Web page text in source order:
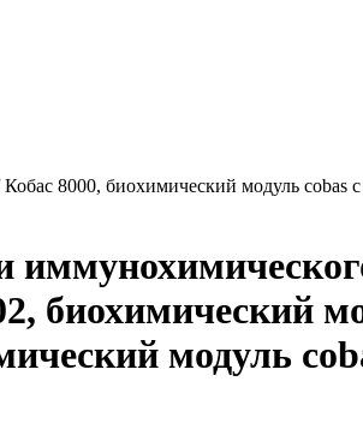
8000, биохимический модуль cobas
биохимический
модуль